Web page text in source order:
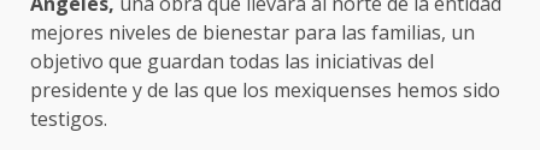
mejores niveles de bienestar para las familias, un
objetivo que guardan todas las iniciativas del
presidente y de las que los mexiquenses hemos sido
testigos.